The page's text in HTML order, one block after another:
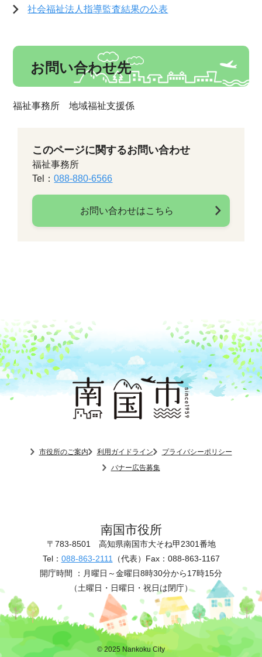
社会福祉法人指導監査結果の公表
お問い合わせ先
福祉事務所 地域福祉支援係
このページに関するお問い合わせ
福祉事務所
Tel：088-880-6566
お問い合わせはこちら
市役所のご案内 利用ガイドライン
プライバシーポリシー
バナー広告募集
南国市役所
〒783-8501 高知県南国市大そね甲2301番地
Tel： 088-863-2111 （代表） Fax：088-863-1167
開庁時間 ： 月曜日～金曜日8時30分から17時15分
（土曜日・日曜日・祝日は閉庁）
© 2025 Nankoku City